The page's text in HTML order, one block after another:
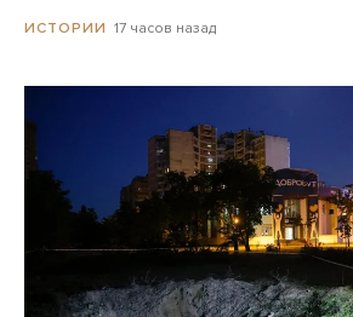
ИСТОРИИ 17 часов назад